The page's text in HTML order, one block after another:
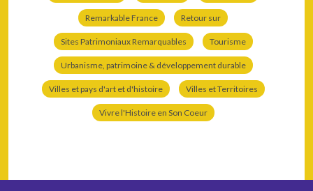
Remarkable France Retour sur
Sites Patrimoniaux Remarquables Tourisme
Urbanisme, patrimoine & développement durable
Villes et pays d'art et d'histoire Villes et Territoires
Vivre l'Histoire en Son Coeur